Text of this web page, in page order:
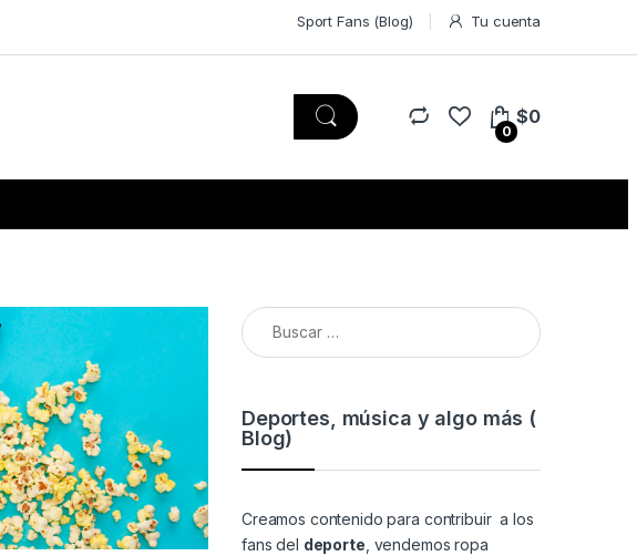
Sport Fans (Blog) Tu cuenta
0
$0
Buscar:
Deportes, música y algo más (
Blog)
Creamos contenido para contribuir a los
fans del deporte , vendemosropa